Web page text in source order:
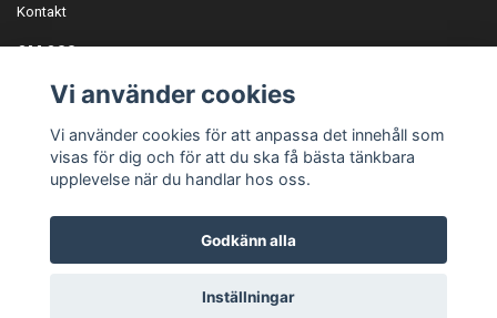
Kontakt
OM OSS
ANMÄL DIG TILL VÅRT NYHETSBREV
Prenumerera
© Copyright Teamgear
Vi använder cookies
Vi använder cookies för att anpassa det innehåll som
visas för dig och för att du ska få bästa tänkbara
upplevelse när du handlar hos oss.
Godkänn alla
Inställningar